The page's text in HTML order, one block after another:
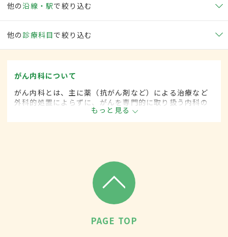
他の沿線・駅で絞り込む
他の 診療科目で絞り込む
がん内科について
がん内科とは、主に薬（抗がん剤など）による治療など
外科的処置によらずに、がんを専門的に取り扱う内科の
もっと見る
PAGE TOP